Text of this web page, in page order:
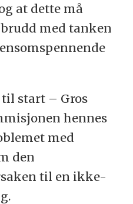
at dette må
med tanken
start – Gros
hennes
med
den
til en ikke-